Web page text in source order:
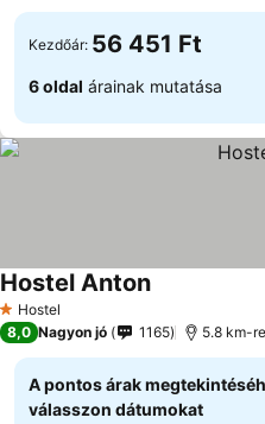
Kezdőár: 56 451 Ft
6 oldal árainak mutatása
1 Kategória
Hostel
Hostel AntonÁrak
8,0 Nagyon jó 1165 5.8 km-
A pontos árak
válasszon dátumokat